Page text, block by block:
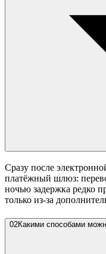
Сразу после
платёжный шлюз:
ночью задержка редко
только из-за
02Какими способами